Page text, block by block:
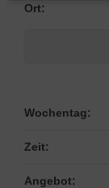
Ort:
Wochentag:
Zeit:
Angebot: